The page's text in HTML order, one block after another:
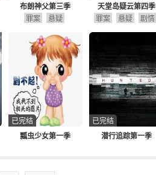
布朗神父第三季
罪案 悬疑
天堂岛疑云第四季
罪案 悬疑 剧情
瓢虫少女第一季
已完结
潜行追踪第一季
已完结